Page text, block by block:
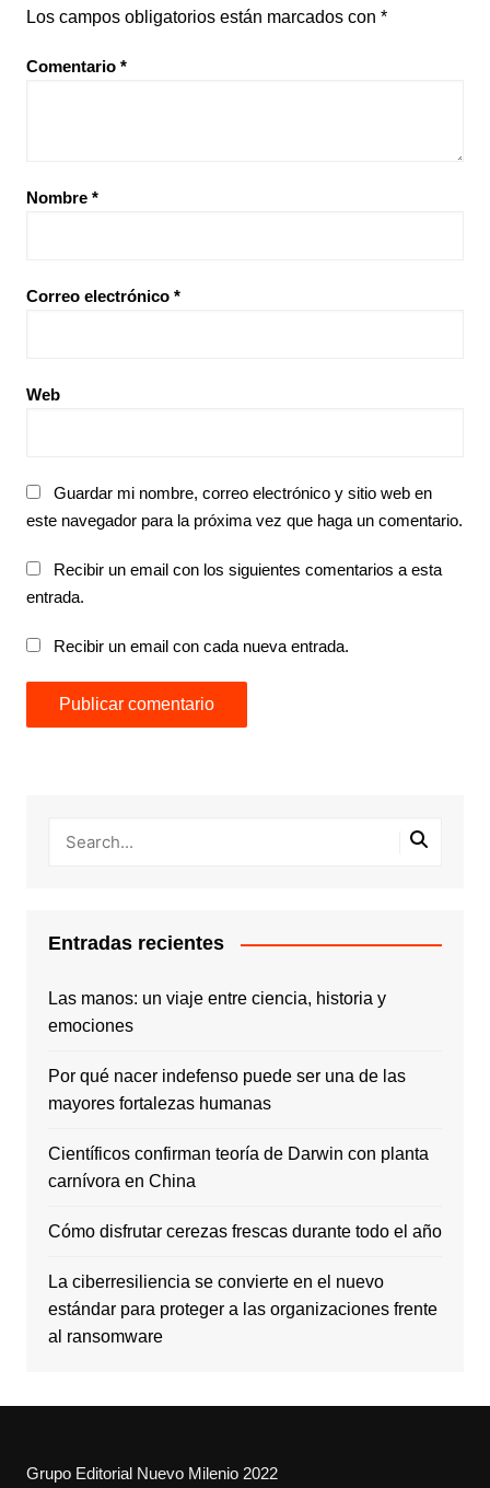
Los campos obligatorios están marcados con *
Comentario *
Nombre *
Correo electrónico *
Web
Guardar mi nombre, correo electrónico y sitio web en
este navegador para la próxima vez que haga un comentario.
Recibir un email con los siguientes comentarios a esta
entrada.
Recibir un email con cada nueva entrada.
Entradas recientes
Las manos: un viaje entre ciencia, historia y
emociones
Por qué nacer indefenso puede ser una de las
mayores fortalezas humanas
Científicos confirman teoría de Darwin con planta
carnívora en China
Cómo disfrutar cerezas frescas durante todo el año
La ciberresiliencia se convierte en el nuevo
estándar para proteger a las organizaciones frente
al ransomware
Grupo Editorial Nuevo Milenio 2022